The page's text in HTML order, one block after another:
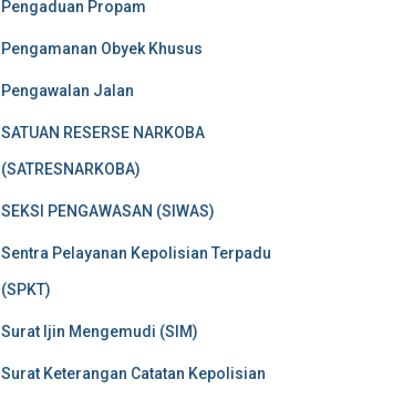
Pengaduan Propam
Pengamanan Obyek Khusus
Pengawalan Jalan
SATUAN RESERSE NARKOBA
(SATRESNARKOBA)
SEKSI PENGAWASAN (SIWAS)
Sentra Pelayanan Kepolisian Terpadu
(SPKT)
Surat Ijin Mengemudi (SIM)
Surat Keterangan Catatan Kepolisian